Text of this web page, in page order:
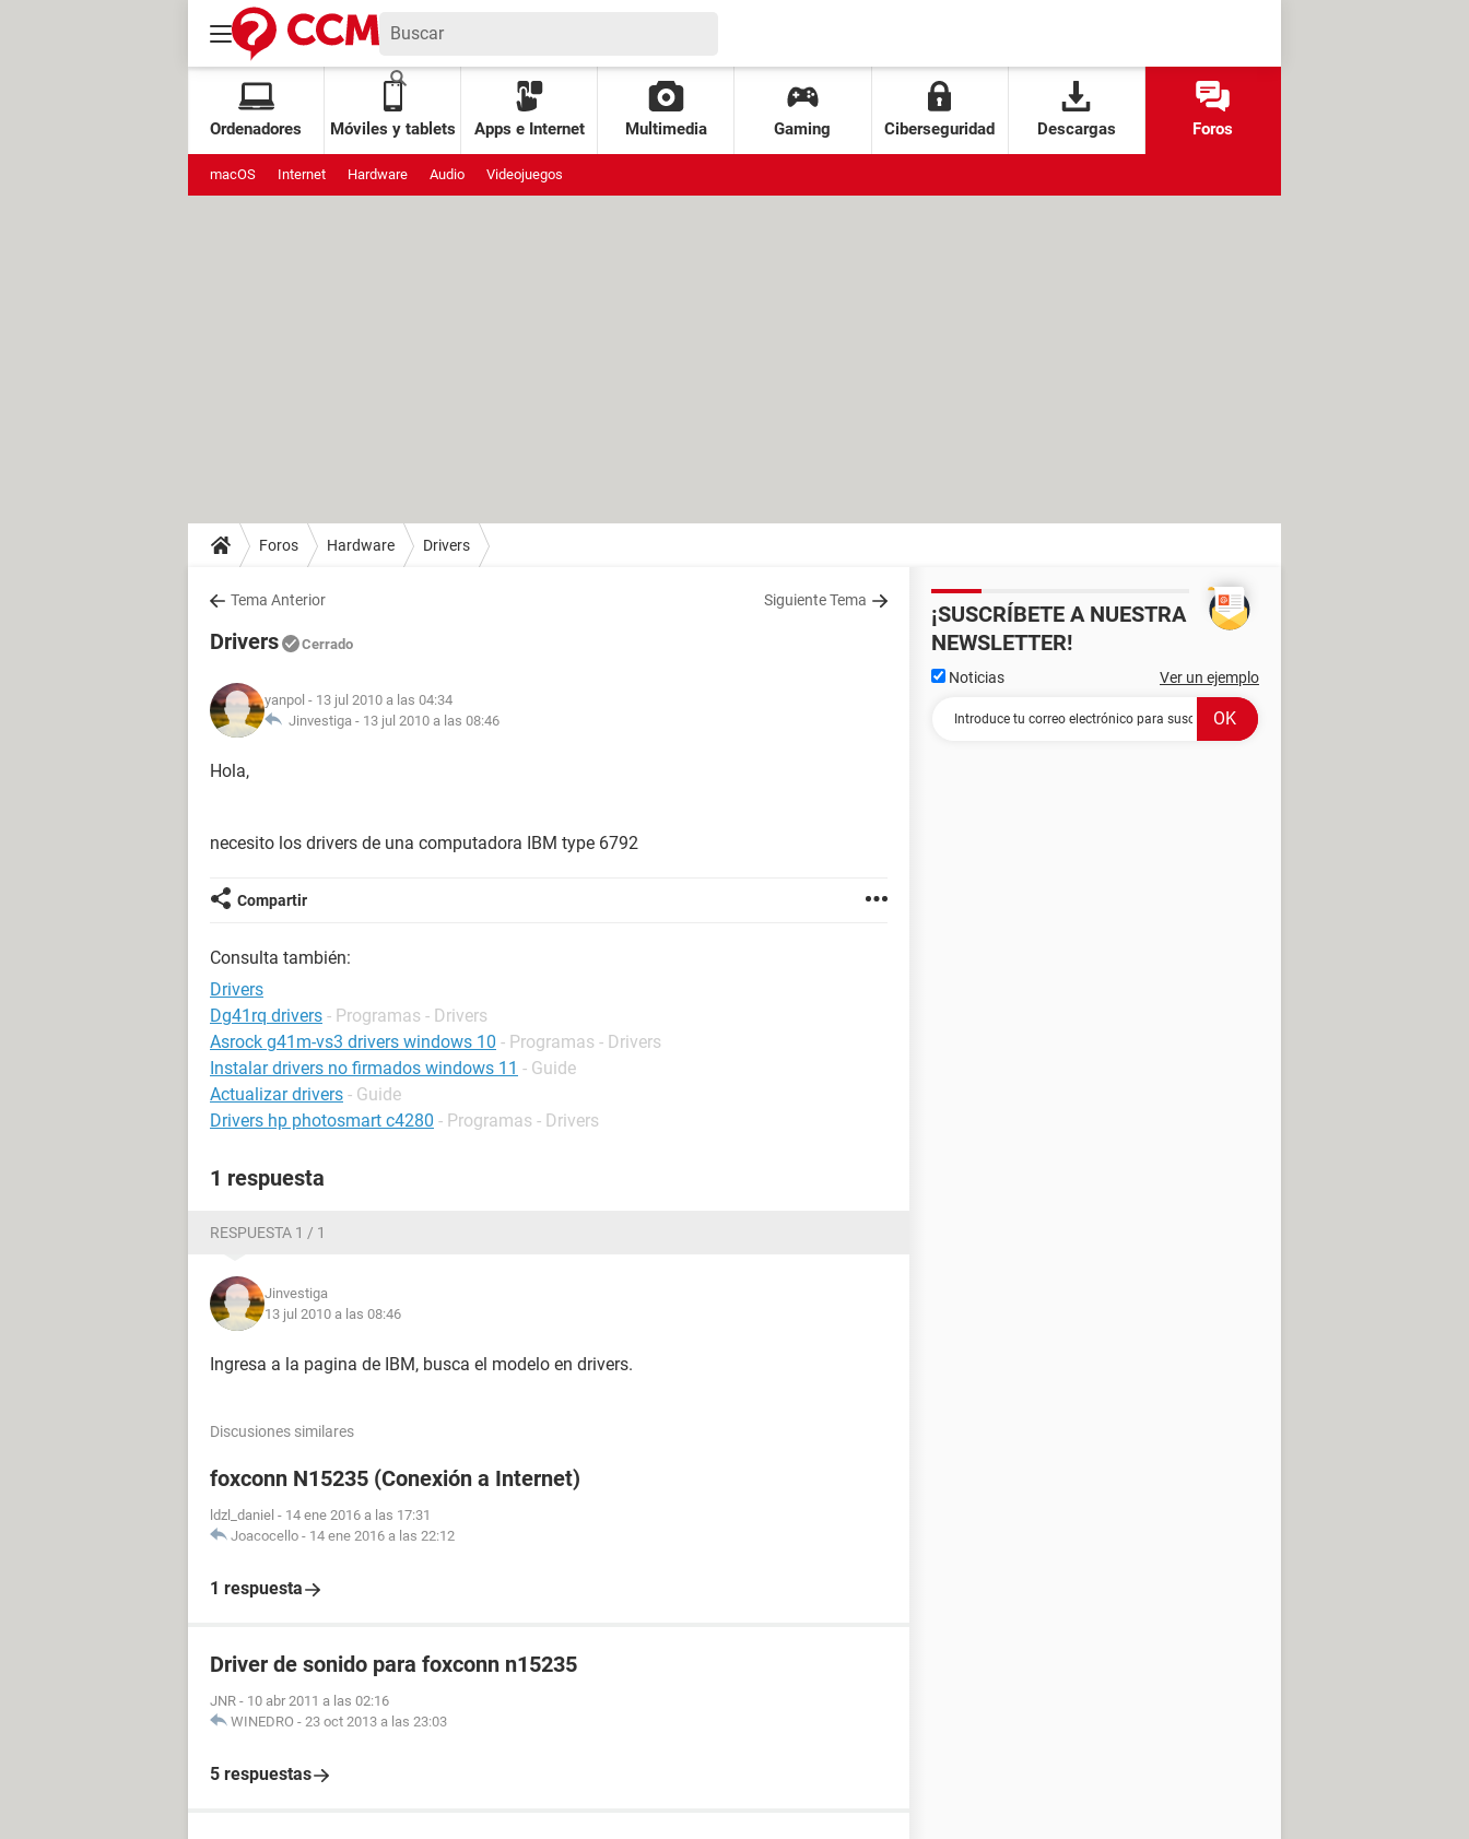
Ordenadores Móviles y tablets Apps e Internet Multimedia Gaming Ciberseguridad Descargas Foros
macOS Internet Hardware Audio Videojuegos
Foros Hardware Drivers
Tema Anterior Siguiente Tema
Drivers Cerrado
yanpol - 13 jul 2010 a las 04:34
Jinvestiga - 13 jul 2010 a las 08:46
Hola,
necesito los drivers de una computadora IBM type 6792
Compartir
Consulta también:
Drivers
Dg41rq drivers - Programas - Drivers
Asrock g41m-vs3 drivers windows 10 - Programas - Drivers
Instalar drivers no firmados windows 11 - Guide
Actualizar drivers - Guide
Drivers hp photosmart c4280 - Programas - Drivers
1 respuesta
RESPUESTA 1 / 1
Jinvestiga
13 jul 2010 a las 08:46
Ingresa a la pagina de IBM, busca el modelo en drivers.
Discusiones similares
foxconn N15235 (Conexión a Internet)
ldzl_daniel - 14 ene 2016 a las 17:31
Joacocello - 14 ene 2016 a las 22:12
1 respuesta
Driver de sonido para foxconn n15235
JNR - 10 abr 2011 a las 02:16
WINEDRO - 23 oct 2013 a las 23:03
5 respuestas
¡SUSCRÍBETE A NUESTRA
NEWSLETTER!
Noticias Ver un ejemplo